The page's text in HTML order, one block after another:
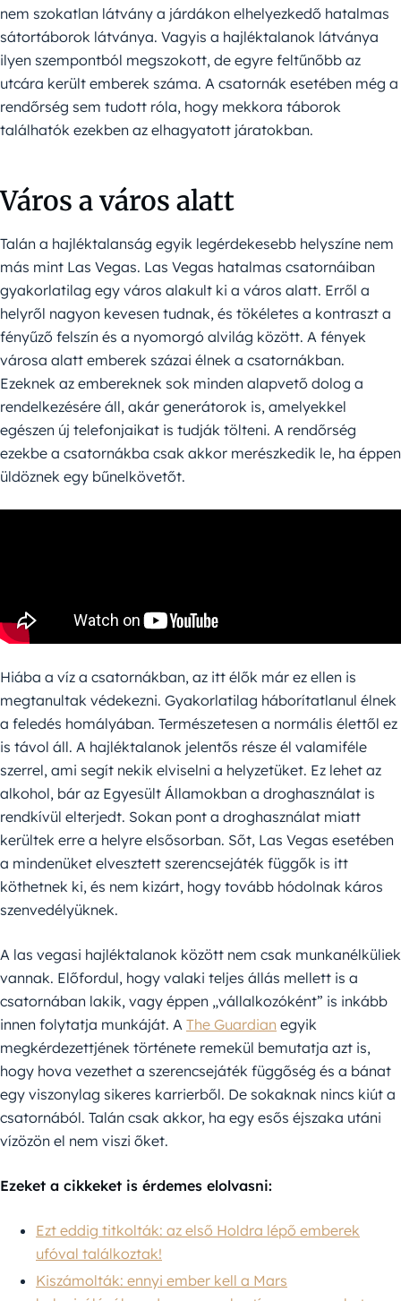
nem szokatlan látvány a járdákon elhelyezkedő hatalmas
sátortáborok látványa. Vagyis a hajléktalanok látványa
ilyen szempontból megszokott, de egyre feltűnőbb az
utcára került emberek száma. A csatornák esetében még a
rendőrség sem tudott róla, hogy mekkora táborok
találhatók ezekben az elhagyatott járatokban.
Város a város alatt
Talán a hajléktalanság egyik legérdekesebb helyszíne nem
más mint Las Vegas. Las Vegas hatalmas csatornáiban
gyakorlatilag egy város alakult ki a város alatt. Erről a
helyről nagyon kevesen tudnak, és tökéletes a kontraszt a
fényűző felszín és a nyomorgó alvilág között. A fények
városa alatt emberek százai élnek a csatornákban.
Ezeknek az embereknek sok minden alapvető dolog a
rendelkezésére áll, akár generátorok is, amelyekkel
egészen új telefonjaikat is tudják tölteni. A rendőrség
ezekbe a csatornákba csak akkor merészkedik le, ha éppen
üldöznek egy bűnelkövetőt.
Hiába a víz a csatornákban, az itt élők már ez ellen is
megtanultak védekezni. Gyakorlatilag háborítatlanul élnek
a feledés homályában. Természetesen a normális élettől ez
is távol áll. A hajléktalanok jelentős része él valamiféle
szerrel, ami segít nekik elviselni a helyzetüket. Ez lehet az
alkohol, bár az Egyesült Államokban a droghasználat is
rendkívül elterjedt. Sokan pont a droghasználat miatt
kerültek erre a helyre elsősorban. Sőt, Las Vegas esetében
a mindenüket elvesztett szerencsejáték függők is itt
köthetnek ki, és nem kizárt, hogy tovább hódolnak káros
szenvedélyüknek.
A las vegasi hajléktalanok között nem csak munkanélküliek
vannak. Előfordul, hogy valaki teljes állás mellett is a
csatornában lakik, vagy éppen „vállalkozóként” is inkább
innen folytatja munkáját. A The Guardian egyik
megkérdezettjének története remekül bemutatja azt is,
hogy hova vezethet a szerencsejáték függőség és a bánat
egy viszonylag sikeres karrierből. De sokaknak nincs kiút a
csatornából. Talán csak akkor, ha egy esős éjszaka utáni
vízözön el nem viszi őket.
Ezeket a cikkeket is érdemes elolvasni:
Ezt eddig titkolták: az első Holdra lépő emberek
ufóval találkoztak!
Kiszámolták: ennyi ember kell a Mars